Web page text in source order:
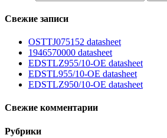
Свежие записи
OSTTJ075152 datasheet
1946570000 datasheet
EDSTLZ955/10-OE datasheet
EDSTL955/10-OE datasheet
EDSTLZ950/10-OE datasheet
Свежие комментарии
Рубрики